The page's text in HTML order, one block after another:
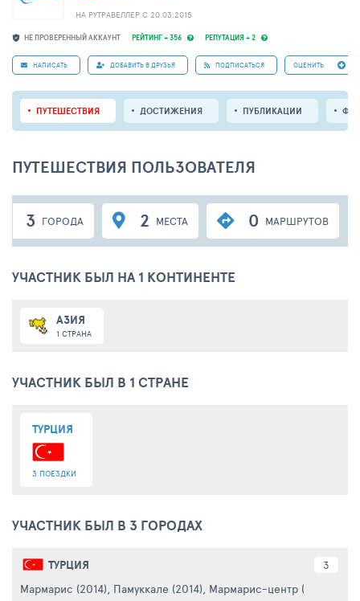
НЕ ПРОВЕРЕННЫЙ АККАУНТ РЕЙТИНГ + 356 РЕПУТАЦИЯ + 2
НА РУТРАВЕЛЛЕР C 20.03.2015
НАПИСАТЬ ДОБАВИТЬ В ДРУЗЬЯ ПОДПИСАТЬСЯ ОЦЕНИТЬ
ПУТЕШЕСТВИЯ ДОСТИЖЕНИЯ ПУБЛИКАЦИИ
ПУТЕШЕСТВИЯ ПОЛЬЗОВАТЕЛЯ
3 ГОРОДА 2 МЕСТА 0 МАРШРУТОВ
УЧАСТНИК БЫЛ НА 1 КОНТИНЕНТЕ
АЗИЯ
1 СТРАНА
УЧАСТНИК БЫЛ В 1 СТРАНЕ
ТУРЦИЯ
3 ПОЕЗДКИ
УЧАСТНИК БЫЛ В 3 ГОРОДАХ
ТУРЦИЯ 3
Мармарис (2014), Памуккале (2014), Мармарис-центр (2014)